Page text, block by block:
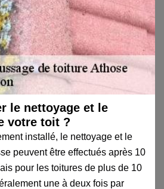
le nettoyage et le
votre toit ?
installé, le nettoyage et le
peuvent être effectués après 10
pour les toitures de plus de 10
une à deux fois par